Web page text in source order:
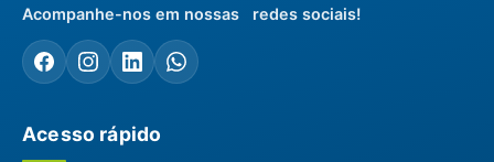
Acompanhe-nos em nossas redes sociais!
Acesso rápido